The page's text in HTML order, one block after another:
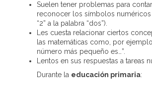
Suelen tener problemas para
reconocer los símbolos numéricos
“2” a la palabra “dos”).
Les cuesta relacionar ciertos
las matemáticas como, por
número más pequeño es…”.
Lentos en sus respuestas a tareas
Durante la educación primaria: